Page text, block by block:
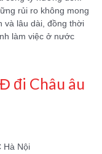
rủi ro không mong
và lâu dài, đồng thời
làm việc ở nước
đi Châu âu
Hà Nội